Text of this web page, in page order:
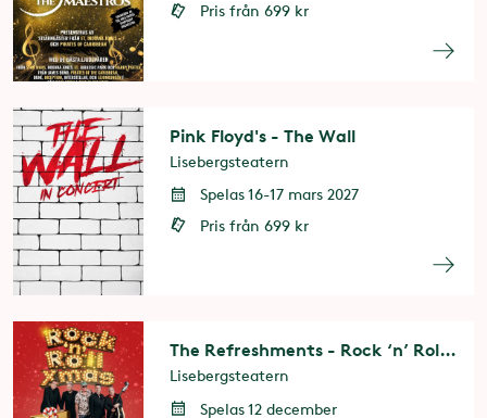
Pris från 699 kr
Pink Floyd's - The Wall
Lisebergsteatern
Spelas 16-17 mars 2027
Pris från 699 kr
The Refreshments - Rock ‘n’ Roll X-mas
Lisebergsteatern
Spelas 12 december